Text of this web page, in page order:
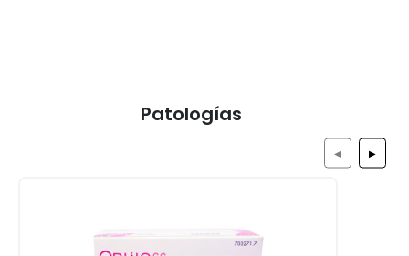
Patologías
◀ ▶